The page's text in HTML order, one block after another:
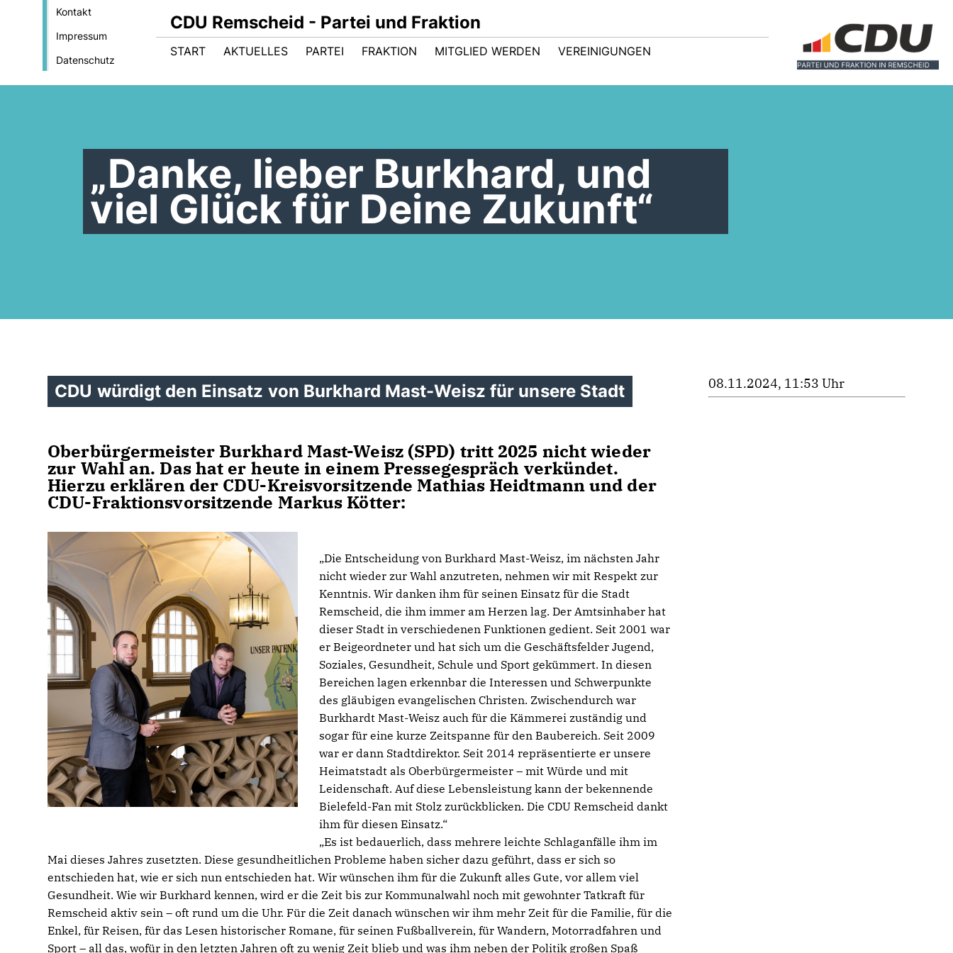
Kontakt
Impressum
Datenschutz
CDU Remscheid - Partei und Fraktion
START AKTUELLES PARTEI FRAKTION MITGLIED WERDEN VEREINIGUNGEN
Danke, lieber Burkhard, und
viel Glück für Deine Zukunft“
CDU würdigt den Einsatz von Burkhard Mast-Weisz für unsere Stadt
Oberbürgermeister Burkhard Mast-Weisz (SPD) tritt 2025 nicht wieder
zur Wahl an. Das hat er heute in einem Pressegespräch verkündet.
Hierzu erklären der CDU-Kreisvorsitzende Mathias Heidtmann und der
CDU-Fraktionsvorsitzende Markus Kötter:
Die Entscheidung von Burkhard Mast-Weisz, im nächsten Jahr
nicht wieder zur Wahl anzutreten, nehmen wir mit Respekt zur
Kenntnis. Wir danken ihm für seinen Einsatz für die Stadt
Remscheid, die ihm immer am Herzen lag. Der Amtsinhaber hat
dieser Stadt in verschiedenen Funktionen gedient. Seit 2001 war
er Beigeordneter und hat sich um die Geschäftsfelder Jugend,
Soziales, Gesundheit, Schule und Sport gekümmert. In diesen
Bereichen lagen erkennbar die Interessen und Schwerpunkte
des gläubigen evangelischen Christen. Zwischendurch war
Burkhardt Mast-Weisz auch für die Kämmerei zuständig und
sogar für eine kurze Zeitspanne für den Baubereich. Seit 2009
war er dann Stadtdirektor. Seit 2014 repräsentierte er unsere
Heimatstadt als Oberbürgermeister – mit Würde und mit
Leidenschaft. Auf diese Lebensleistung kann der bekennende
Bielefeld-Fan mit Stolz zurückblicken. Die CDU Remscheid dankt
ihm für diesen Einsatz.“
Es ist bedauerlich, dass mehrere leichte Schlaganfälle ihm im
Mai dieses Jahres zusetzten. Diese gesundheitlichen Probleme haben sicher dazu geführt, dass er sich so
entschieden hat, wie er sich nun entschieden hat. Wir wünschen ihm für die Zukunft alles Gute, vor allem viel
Gesundheit. Wie wir Burkhard kennen, wird er die Zeit bis zur Kommunalwahl noch mit gewohnter Tatkraft für
Remscheid aktiv sein – oft rund um die Uhr. Für die Zeit danach wünschen wir ihm mehr Zeit für die Familie, für die
Enkel, für Reisen, für das Lesen historischer Romane, für seinen Fußballverein, für Wandern, Motorradfahren und
Sport – all das, wofür in den letzten Jahren oft zu wenig Zeit blieb und was ihm neben der Politik großen Spaß
08.11.2024, 11:53 Uhr